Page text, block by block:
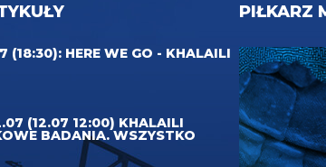
(18:30): HERE WE GO - KHALAILI
(12.07 12:00) KHALAILI
BADANIA. WSZYSTKO
PIŁKARZ